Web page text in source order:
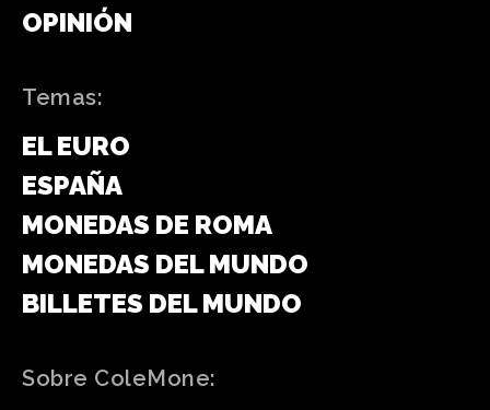
OPINIÓN
Temas:
EL EURO
ESPAÑA
MONEDAS DE ROMA
MONEDAS DEL MUNDO
BILLETES DEL MUNDO
Sobre ColeMone: